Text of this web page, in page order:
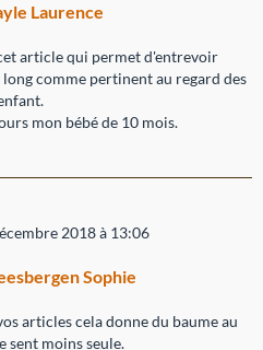
Laurence
article qui permet d'entrevoir
comme pertinent au regard des
mon bébé de 10 mois.
2018 à 13:06
Sophie
articles cela donne du baume au
sent moins seule.